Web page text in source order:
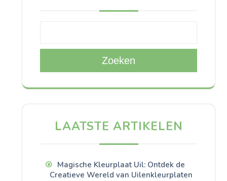
Zoeken
LAATSTE ARTIKELEN
Magische Kleurplaat Uil: Ontdek de
Creatieve Wereld van Uilenkleurplaten